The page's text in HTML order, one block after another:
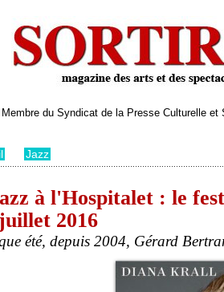
Membre du Syndicat de la Presse Culturelle
Jazz
à l'Hospitalet : le
2016
été, depuis 2004, Gérard